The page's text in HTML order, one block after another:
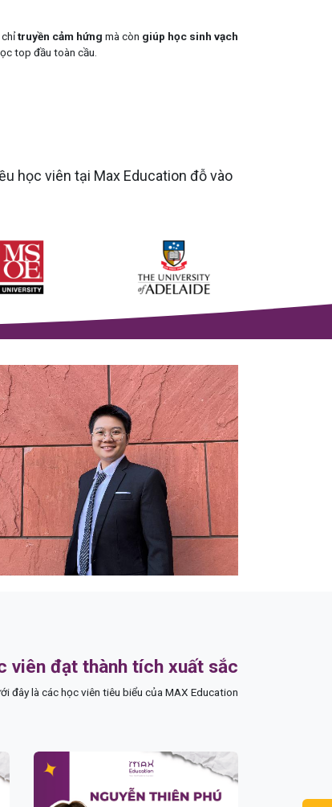
truyền cảm hứng mà còn giúp học sinh vạch
top đầu toàn cầu.
học viên tại Max Education đỗ vào
viên đạt thành tích xuất sắc
đây là các học viên tiêu biểu của MAX Education